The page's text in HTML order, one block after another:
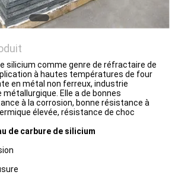
silicium comme genre de réfractaire de
à hautes températures de four
en métal non ferreux, industrie
Elle a de bonnes
à la corrosion, bonne résistance à
élevée, résistance de choc
de carbure de silicium